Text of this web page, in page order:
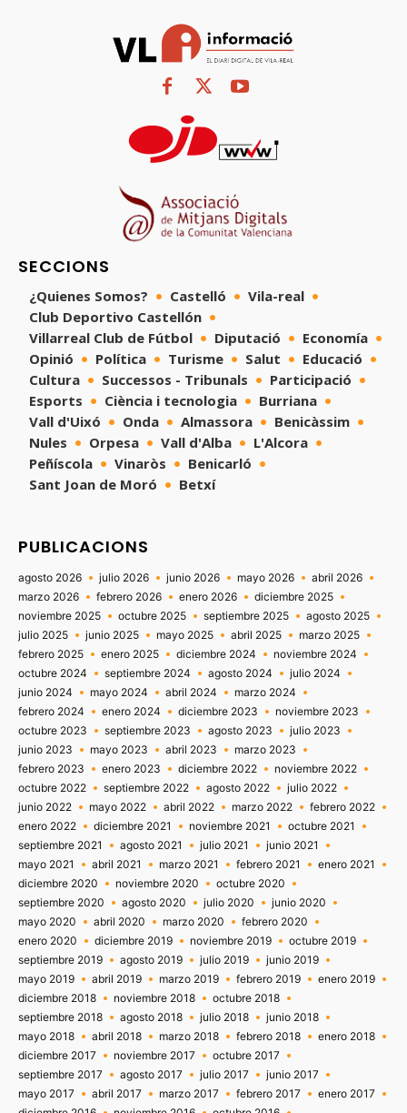
SECCIONS
¿Quienes Somos? Castelló
Vila-real
Club Deportivo Castellón
Villarreal Club de Fútbol
Diputació
Economía
Opinió
Política Turisme Salut
Educació
Cultura
Successos - Tribunals
Participació
Esports
Ciència i tecnologia
Burriana
Vall d'Uixó
Onda Almassora
Benicàssim
Nules
Orpesa Vall d'Alba
L'Alcora
Peñíscola
Vinaròs
Benicarló
Sant Joan de Moró
Betxí
PUBLICACIONS
agosto 2026 julio 2026 junio 2026 mayo 2026
abril 2026
marzo 2026
febrero 2026 enero 2026
diciembre 2025
noviembre 2025
octubre 2025 septiembre 2025
agosto 2025
julio 2025
junio 2025 mayo 2025 abril 2025
marzo 2025
febrero 2025
enero 2025 diciembre 2024
noviembre 2024
octubre 2024
septiembre 2024 agosto 2024
julio 2024
junio 2024
mayo 2024 abril 2024
marzo 2024
febrero 2024
enero 2024 diciembre 2023
noviembre 2023
octubre 2023
septiembre 2023 agosto 2023
julio 2023
junio 2023
mayo 2023 abril 2023
marzo 2023
febrero 2023
enero 2023 diciembre 2022
noviembre 2022
octubre 2022
septiembre 2022 agosto 2022
julio 2022
junio 2022
mayo 2022 abril 2022 marzo 2022
febrero 2022
enero 2022
diciembre 2021 noviembre 2021
octubre 2021
septiembre 2021
agosto 2021 julio 2021
junio 2021
mayo 2021
abril 2021 marzo 2021 febrero 2021
enero 2021
diciembre 2020
noviembre 2020
octubre 2020
septiembre 2020
agosto 2020 julio 2020
junio 2020
mayo 2020
abril 2020 marzo 2020
febrero 2020
enero 2020
diciembre 2019 noviembre 2019
octubre 2019
septiembre 2019
agosto 2019 julio 2019
junio 2019
mayo 2019
abril 2019 marzo 2019 febrero 2019
enero 2019
diciembre 2018
noviembre 2018
octubre 2018
septiembre 2018
agosto 2018 julio 2018
junio 2018
mayo 2018
abril 2018 marzo 2018 febrero 2018
enero 2018
diciembre 2017
noviembre 2017
octubre 2017
septiembre 2017
agosto 2017 julio 2017
junio 2017
mayo 2017
abril 2017 marzo 2017 febrero 2017
enero 2017